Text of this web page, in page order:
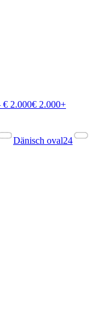
€ 2.000€ 2.000+
Dänisch oval24